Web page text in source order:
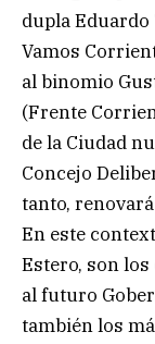
dupla Eduardo
Vamos
al binomio
(Frente
de la Ciudad
Concejo
tanto,
En este
Estero, son
al futuro
también los